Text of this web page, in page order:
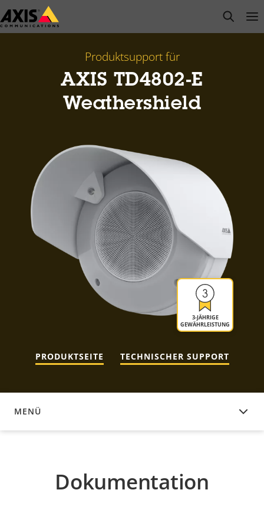
Zum
Hauptinhalt
open
Produktsupport für
AXIS TD4802-E
Weathershield
3-JÄHRIGE
GEWÄHRLEISTUNG
PRODUKTSEITE TECHNISCHER SUPPORT
MENÜ
DOKUMENTATION
Dokumentation